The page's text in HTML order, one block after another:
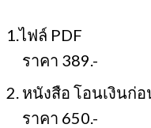
1.ไฟล์ PDF
ราคา 389.-
2. หนังสือ โอนเงินก่อ
ราคา 650.-